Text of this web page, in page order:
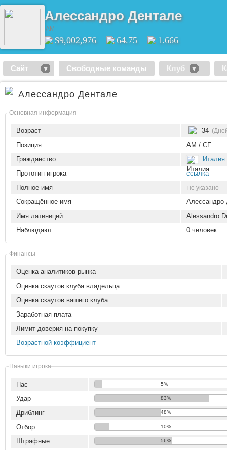
Алессандро Дентале
AM
$9,002,976 64.75 1.666
Сайт Свободные команды Клуб
Алессандро Дентале
Основная информация
Возраст 34
Позиция
AM / CF
Гражданство
Италия
Прототип игрока
ссылка
Полное имя
не указано
Сокращённое имя
Алессандро
Имя латиницей
Alessandro
Наблюдают
0 человек
Финансы
Оценка аналитиков рынка
Оценка скаутов клуба владельца
Оценка скаутов вашего клуба
Заработная плата
Лимит доверия на покупку
Возрастной коэффициент
Навыки игрока
Пас 5%
Удар 83%
Дриблинг 48%
Отбор 10%
Штрафные 56%